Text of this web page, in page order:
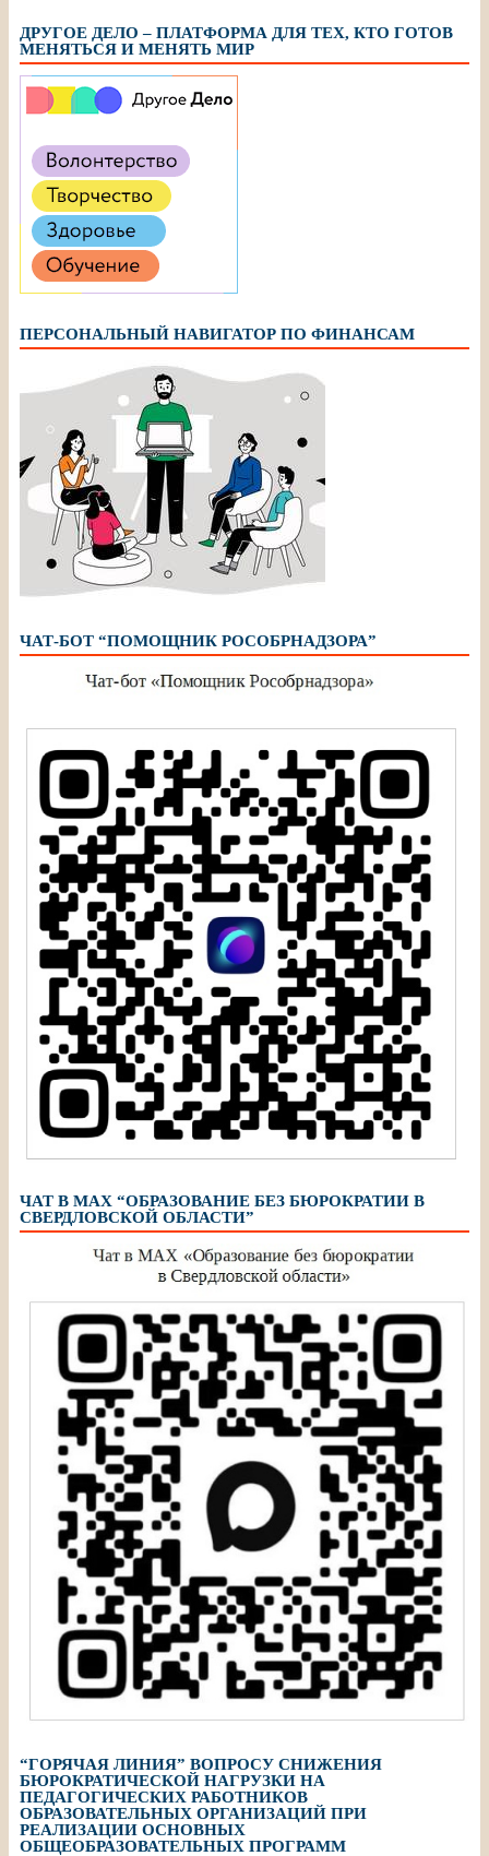
ДРУГОЕ ДЕЛО – ПЛАТФОРМА ДЛЯ ТЕХ, КТО ГОТОВ
МЕНЯТЬСЯ И МЕНЯТЬ МИР
ПЕРСОНАЛЬНЫЙ НАВИГАТОР ПО ФИНАНСАМ
ЧАТ-БОТ “ПОМОЩНИК РОСОБРНАДЗОРА”
ЧАТ В МАХ “ОБРАЗОВАНИЕ БЕЗ БЮРОКРАТИИ В
СВЕРДЛОВСКОЙ ОБЛАСТИ”
“ГОРЯЧАЯ ЛИНИЯ” ВОПРОСУ СНИЖЕНИЯ
БЮРОКРАТИЧЕСКОЙ НАГРУЗКИ НА
ПЕДАГОГИЧЕСКИХ РАБОТНИКОВ
ОБРАЗОВАТЕЛЬНЫХ ОРГАНИЗАЦИЙ ПРИ
РЕАЛИЗАЦИИ ОСНОВНЫХ
ОБЩЕОБРАЗОВАТЕЛЬНЫХ ПРОГРАММ